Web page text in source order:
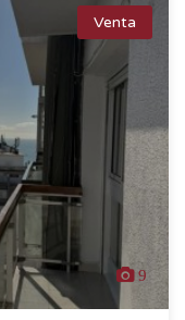
Venta
9